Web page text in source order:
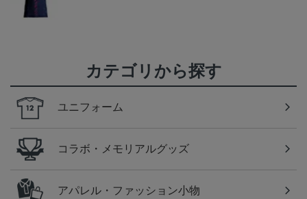
カテゴリから探す
ユニフォーム
コラボ・メモリアルグッズ
アパレル・ファッション小物